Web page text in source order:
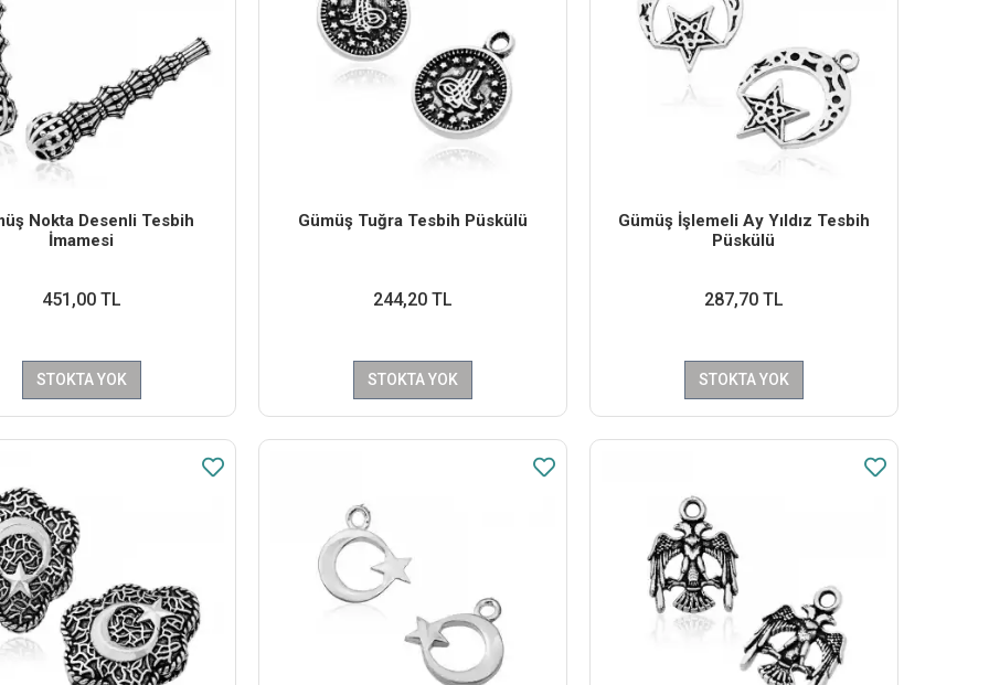
Nokta Desenli Tesbih
İmamesi
451,00 TL
STOKTA YOK
Gümüş Tuğra Tesbih Püskülü
244,20 TL
STOKTA YOK
Gümüş İşlemeli Ay Yıldız Tesbih
Püskülü
287,70 TL
STOKTA YOK